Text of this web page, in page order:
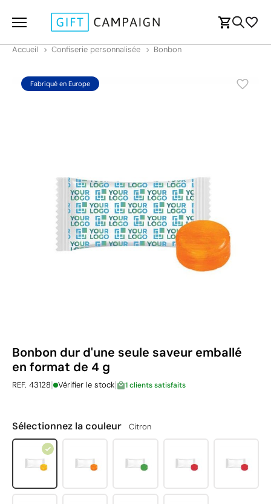
Accueil Confiserie personnalisée Bonbon
Fabriqué en Europe
Bonbon dur d'une seule saveur emballé
en format de 4 g
REF. 43128| Vérifier le stock| 1 clients satisfaits
Sélectionnez la couleur Citron